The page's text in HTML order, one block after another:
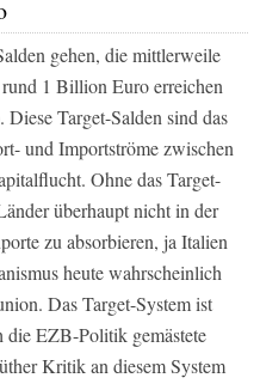
gehen, die mittlerweile
1 Billion Euro erreichen
Target-Salden sind das
und Importströme zwischen
Ohne das Target-
überhaupt nicht in der
zu absorbieren, ja Italien
heute wahrscheinlich
Das Target-System ist
die EZB-Politik gemästete
Kritik an diesem System